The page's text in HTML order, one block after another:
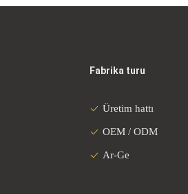
Fabrika turu
Üretim hattı
OEM / ODM
Ar-Ge